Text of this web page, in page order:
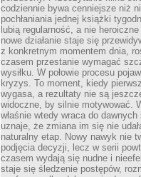
codziennie bywa cenniejsze niż
pochłaniania jednej książki
lubią regularność, a nie
nowe działanie staje się
z konkretnym momentem dnia,
czasem przestanie wymagać
wysiłku. W połowie procesu
kryzys. To moment, kiedy
wygasa, a rezultaty nie są
widoczne, by silnie motywować.
właśnie wtedy wraca do
uznaje, że zmiana im się nie
naturalny etap. Nowy nawyk nie
podjęcia decyzji, lecz w serii
czasem wydają się nudne i
staje się śledzenie postępów,